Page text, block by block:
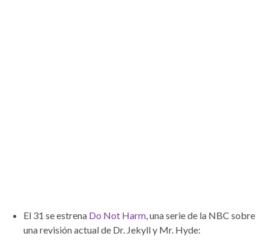
El 31 se estrena Do Not Harm, una serie de la NBC sobre
una revisión actual de Dr. Jekyll y Mr. Hyde: